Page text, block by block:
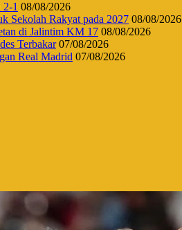
1 08/08/2026
Sekolah Rakyat pada 2027 08/08/2026
di Jalintim KM 17 08/08/2026
Terbakar 07/08/2026
Real Madrid 07/08/2026